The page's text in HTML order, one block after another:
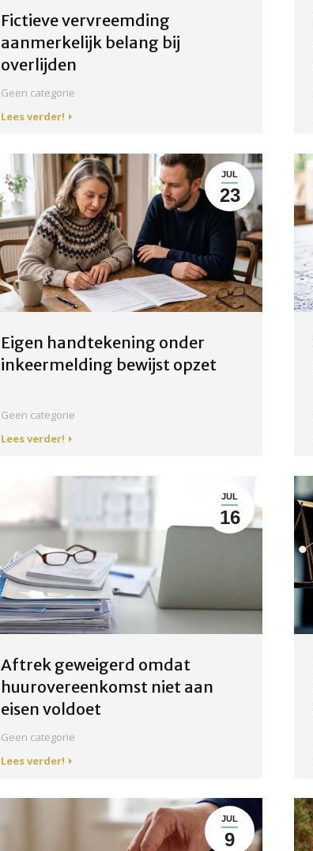
Fictieve vervreemding
aanmerkelijk belang bij
overlijden
Geen categorie
Lees verder!
JUL
23
Eigen handtekening onder
inkeermelding bewijst opzet
Geen categorie
Lees verder!
JUL
16
Aftrek geweigerd omdat
huurovereenkomst niet aan
eisen voldoet
Geen categorie
Lees verder!
JUL
9